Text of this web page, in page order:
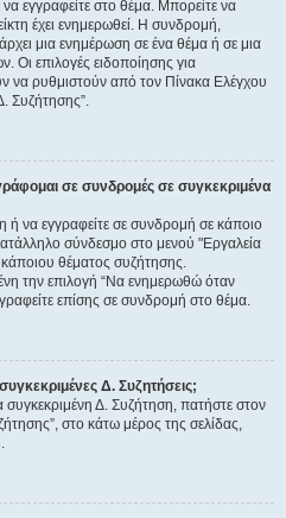
να εγγραφείτε στο θέμα. Μπορείτε να
έχει ενημερωθεί. Η συνδρομή,
μια ενημέρωση σε ένα θέμα ή σε μια
Οι επιλογές ειδοποίησης για
να ρυθμιστούν από τον Πίνακα Ελέγχου
Συζήτησης”.
σε συνδρομές σε συγκεκριμένα
ή να εγγραφείτε σε συνδρομή σε κάποιο
σύνδεσμο στο μενού "Εργαλεία
θέματος συζήτησης.
την επιλογή “Να ενημερωθώ όταν
επίσης σε συνδρομή στο θέμα.
Δ. Συζητήσεις;
συγκεκριμένη Δ. Συζήτηση, πατήστε στον
στο κάτω μέρος της σελίδας,